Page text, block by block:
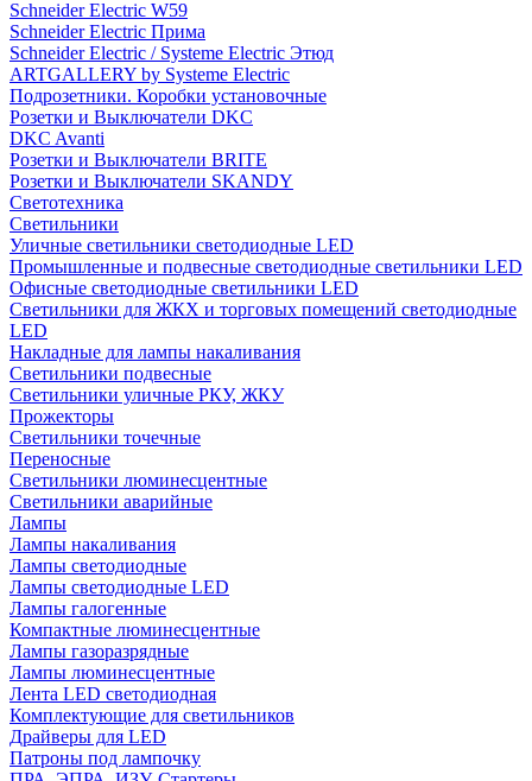
Schneider Electric W59
Schneider Electric Прима
Schneider Electric / Systeme Electric Этюд
ARTGALLERY by Systeme Electric
Подрозетники. Коробки установочные
Розетки и Выключатели DKC
DKC Avanti
Розетки и Выключатели BRITE
Розетки и Выключатели SKANDY
Светотехника
Светильники
Уличные светильники светодиодные LED
Промышленные и подвесные светодиодные светильники LED
Офисные светодиодные светильники LED
Светильники для ЖКХ и торговых помещений светодиодные
LED
Накладные для лампы накаливания
Светильники подвесные
Светильники уличные РКУ, ЖКУ
Прожекторы
Cветильники точечные
Переносные
Светильники люминесцентные
Светильники аварийные
Лампы
Лампы накаливания
Лампы светодиодные
Лампы светодиодные LED
Лампы галогенные
Компактные люминесцентные
Лампы газоразрядные
Лампы люминесцентные
Лента LED светодиодная
Комплектующие для светильников
Драйверы для LED
Патроны под лампочку